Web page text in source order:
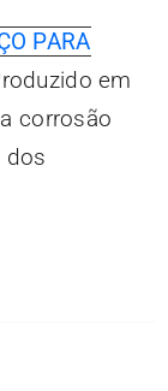
PARA
em
corrosão
dos